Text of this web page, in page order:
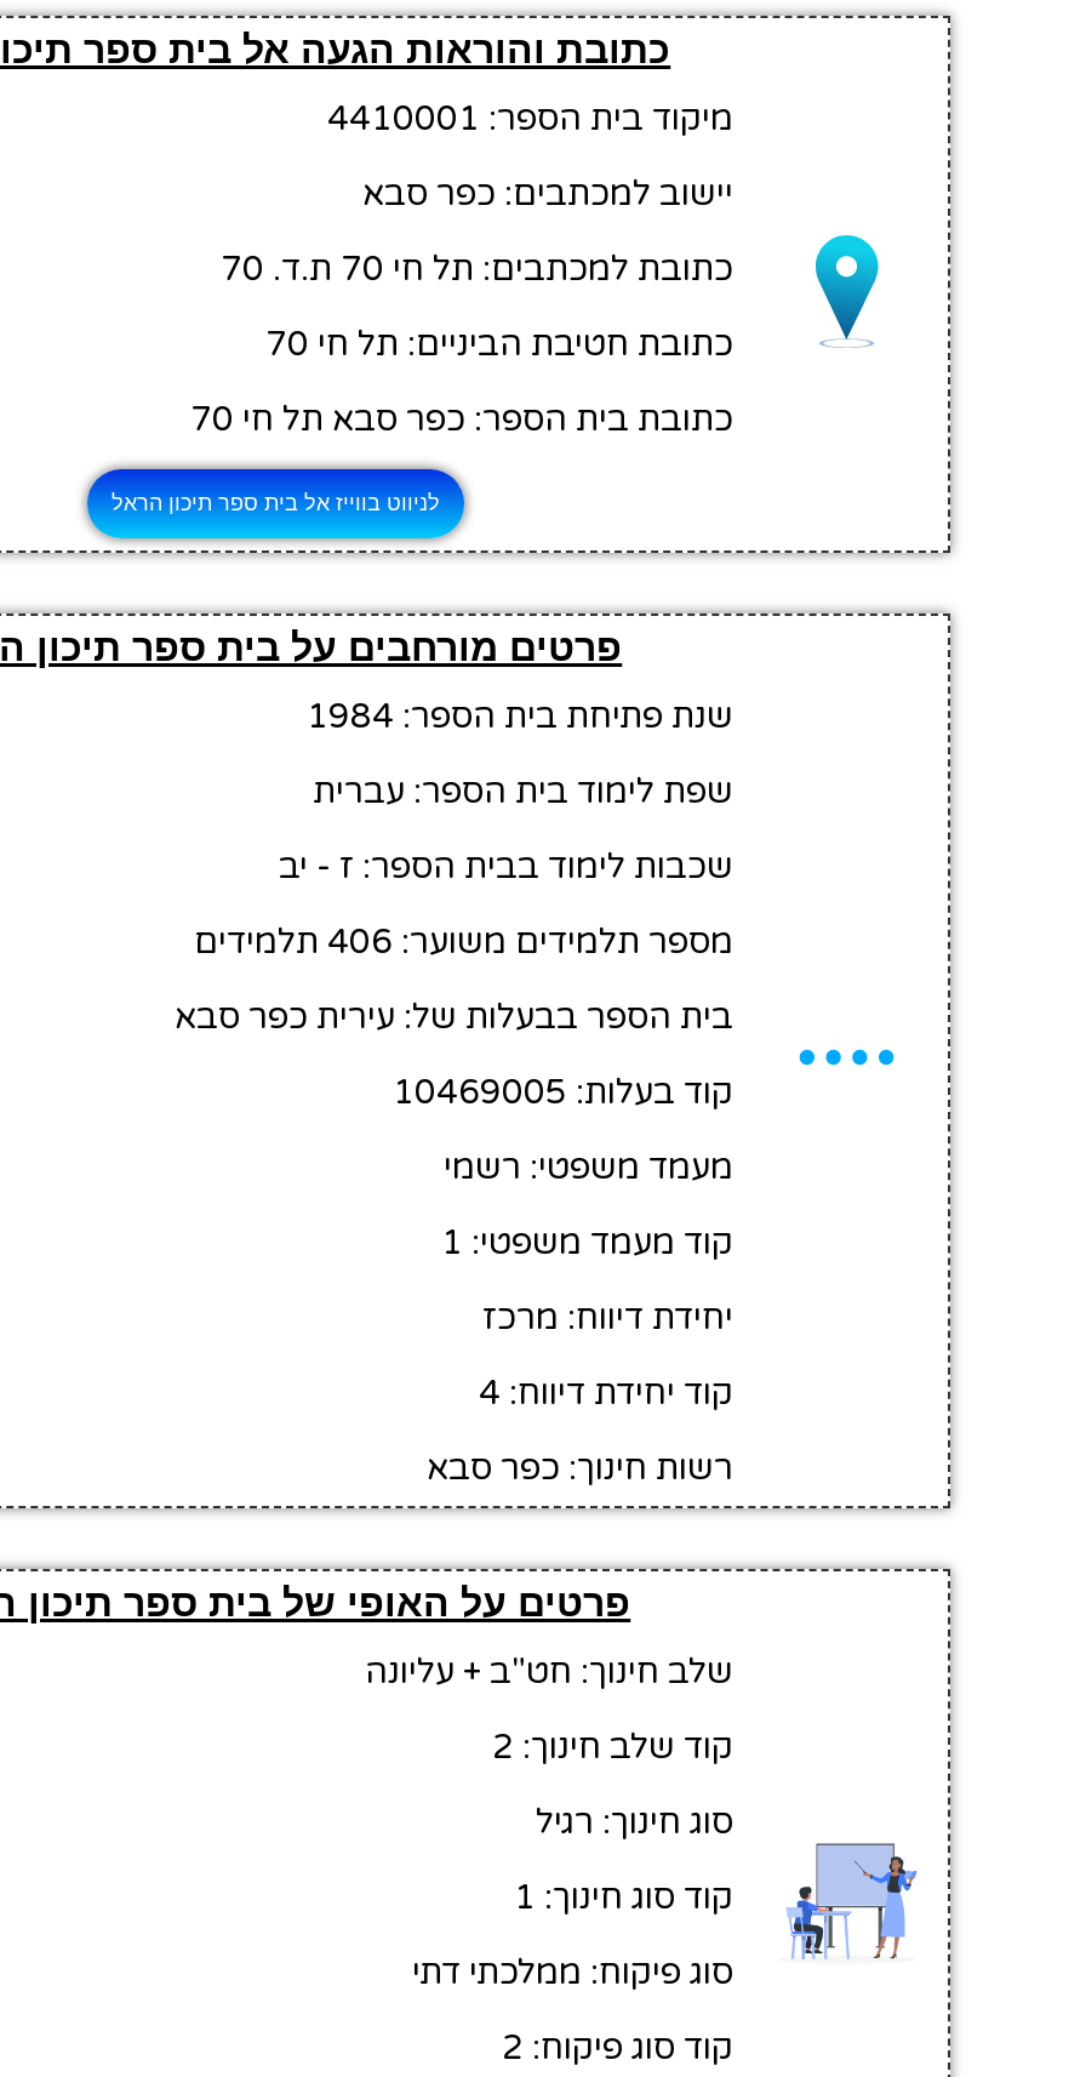
כתובת והוראות הגעה אל בית ספר
מיקוד בית הספר: 4410001
יישוב למכתבים: כפר סבא
כתובת למכתבים: תל חי 70 ת.ד. 70
כתובת חטיבת הביניים: תל חי 70
כתובת בית הספר: כפר סבא תל חי 70
לניווט בווייז אל בית ספר תיכון הראל
פרטים מורחבים על בית ספר תיכון
שנת פתיחת בית הספר: 1984
שפת לימוד בית הספר: עברית
שכבות לימוד בבית הספר: ז - יב
מספר תלמידים משוער: 406 תלמידים
בית הספר בבעלות של: עירית כפר סבא
קוד בעלות: 10469005
מעמד משפטי: רשמי
קוד מעמד משפטי: 1
יחידת דיווח: מרכז
קוד יחידת דיווח: 4
רשות חינוך: כפר סבא
פרטים על האופי של בית ספר תיכון
שלב חינוך: חט"ב + עליונה
קוד שלב חינוך: 2
סוג חינוך: רגיל
קוד סוג חינוך: 1
סוג פיקוח: ממלכתי דתי
קוד סוג פיקוח: 2